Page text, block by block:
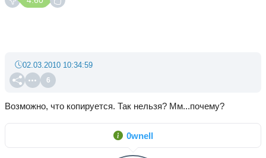
6
02.03.2010 10:34:59
Возможно, что копируется. Так нельзя? Мм...почему?
0wnell